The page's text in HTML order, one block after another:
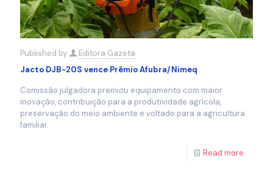
Published by
Editora Gazeta
Jacto DJB-20S vence Prêmio Afubra/Nimeq
Comissão julgadora premiou equipamento com maior
inovação, contribuição para a produtividade agrícola,
preservação do meio ambiente e voltado para a agricultura
familiar.
Read more